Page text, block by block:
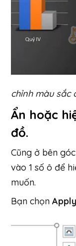
chỉnh màu sắc
Ẩn hoặc
đồ.
Cũng ở bên
vào 1 số ô để
muốn.
Bạn chọnApply